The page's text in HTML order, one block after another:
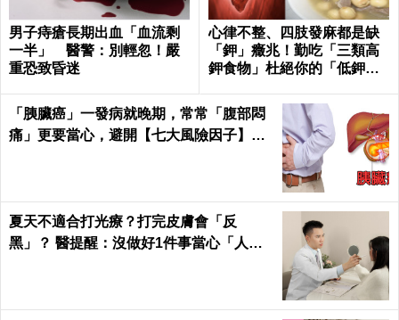
男子痔瘡長期出血「血流剩
一半」 醫警：別輕忽！嚴
重恐致昏迷
心律不整、四肢發麻都是缺
「鉀」癥兆！勤吃「三類高
鉀食物」杜絕你的「低鉀」
「胰臟癌」一發病就晚期，常常「腹部悶
痛」更要當心，避開【七大風險因子】守
夏天不適合打光療？打完皮膚會「反
黑」？ 醫提醒：沒做好1件事當心「人財